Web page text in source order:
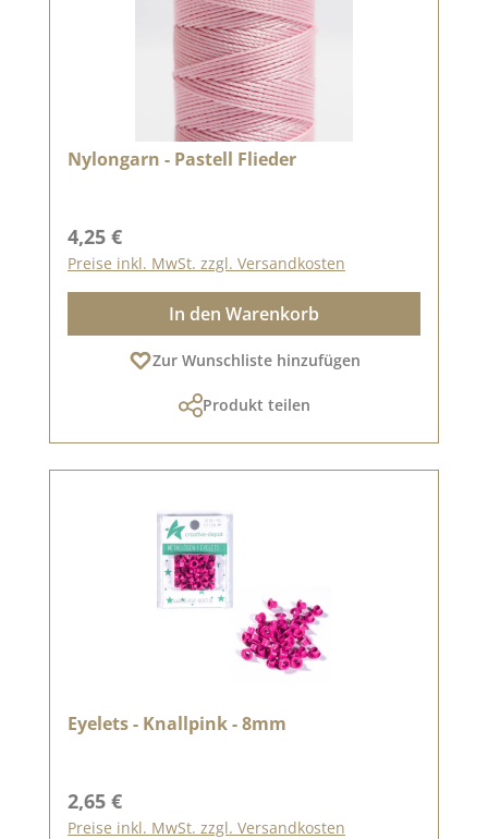
Nylongarn - Pastell Flieder
Regulärer Preis:
4,25 €
Preise inkl. MwSt. zzgl. Versandkosten
In den Warenkorb
Zur Wunschliste hinzufügen
Produkt teilen
Eyelets - Knallpink - 8mm
Regulärer Preis:
2,65 €
Preise inkl. MwSt. zzgl. Versandkosten